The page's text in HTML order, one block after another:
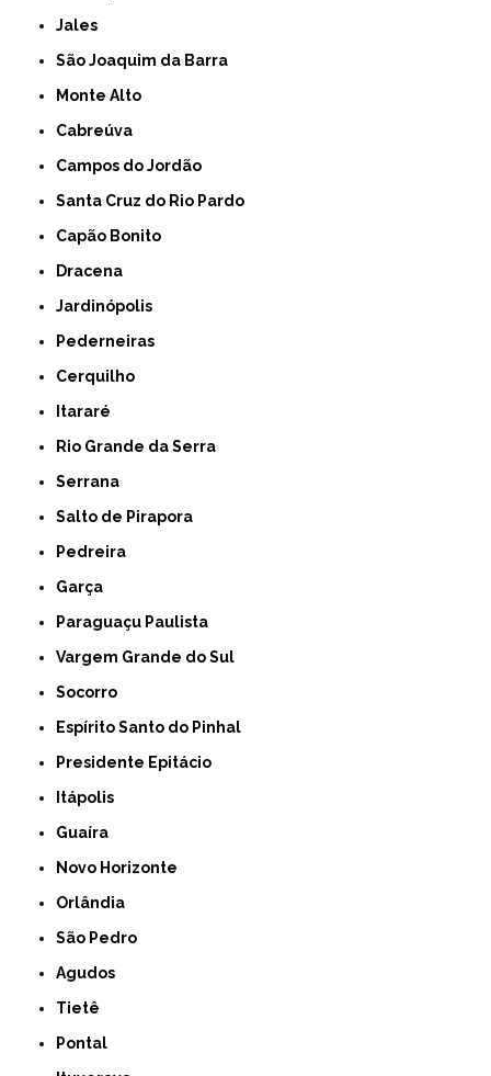
Jales
São Joaquim da Barra
Monte Alto
Cabreúva
Campos do Jordão
Santa Cruz do Rio Pardo
Capão Bonito
Dracena
Jardinópolis
Pederneiras
Cerquilho
Itararé
Rio Grande da Serra
Serrana
Salto de Pirapora
Pedreira
Garça
Paraguaçu Paulista
Vargem Grande do Sul
Socorro
Espírito Santo do Pinhal
Presidente Epitácio
Itápolis
Guaíra
Novo Horizonte
Orlândia
São Pedro
Agudos
Tietê
Pontal